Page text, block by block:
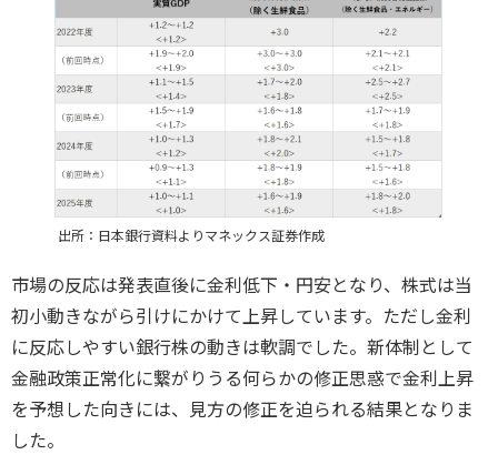
出所：日本銀行資料よりマネックス証券作成
市場の反応は発表直後に金利低下・円安となり、株式は当
初小動きながら引けにかけて上昇しています。ただし金利
に反応しやすい銀行株の動きは軟調でした。新体制として
金融政策正常化に繋がりうる何らかの修正思惑で金利上昇
を予想した向きには、見方の修正を迫られる結果となりま
した。